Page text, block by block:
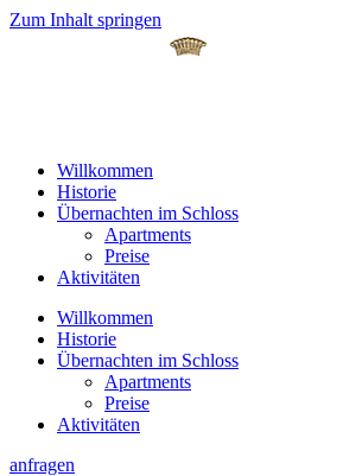
Zum Inhalt springen
Willkommen
Historie
Übernachten im Schloss
Apartments
Preise
Aktivitäten
Willkommen
Historie
Übernachten im Schloss
Apartments
Preise
Aktivitäten
anfragen